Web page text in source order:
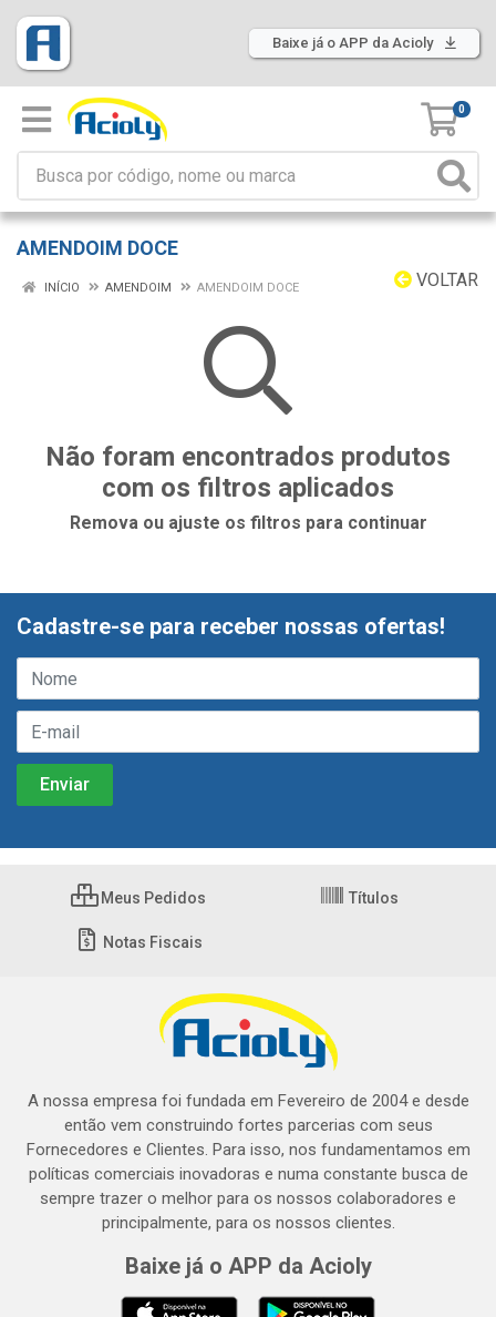
Baixe já o APP da Acioly
0
AMENDOIM DOCE
VOLTAR
INÍCIO AMENDOIM AMENDOIM DOCE
Não foram encontrados produtos
com os filtros aplicados
Remova ou ajuste os filtros para continuar
Cadastre-se para receber nossas ofertas!
Meus Pedidos Títulos
Notas Fiscais
A nossa empresa foi fundada em Fevereiro de 2004 e desde
então vem construindo fortes parcerias com seus
Fornecedores e Clientes. Para isso, nos fundamentamos em
políticas comerciais inovadoras e numa constante busca de
sempre trazer o melhor para os nossos colaboradores e
principalmente, para os nossos clientes.
Baixe já o APP da Acioly